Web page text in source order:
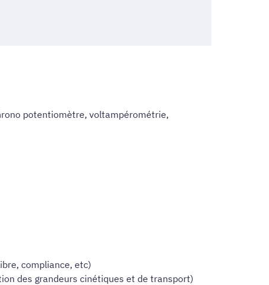
potentiomètre, voltampérométrie,
compliance, etc)
des grandeurs cinétiques et de transport)